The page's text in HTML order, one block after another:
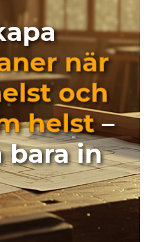
när
och
helst–
bara in